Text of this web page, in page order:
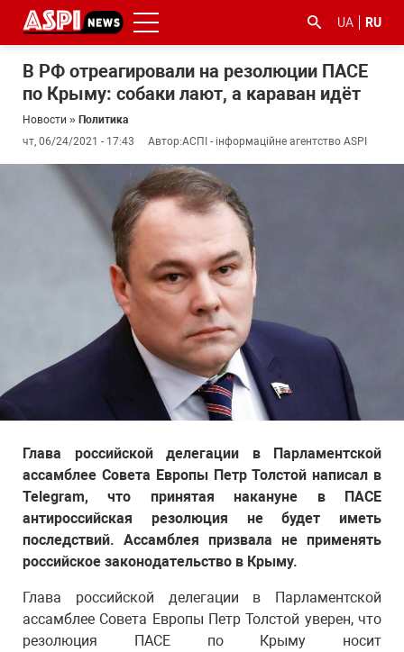
UA RU
В РФ отреагировали на резолюции ПАСЕ
по Крыму: собаки лают, а караван идёт
Новости » Политика
чт, 06/24/2021 - 17:43
Автор:АСПІ - інформаційне агентство ASPI
Глава российской делегации в Парламентской
ассамблее Совета Европы Петр Толстой написал в
Telegram, что принятая накануне в ПАСЕ
антироссийская резолюция не будет иметь
последствий. Ассамблея призвала не применять
российское законодательство в Крыму.
Глава российской делегации в Парламентской
ассамблее Совета Европы Петр Толстой уверен, что
резолюция ПАСЕ по Крыму носит
#боротьба
корупцією
#гфс #Киев